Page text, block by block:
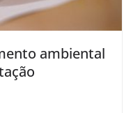
ambiental